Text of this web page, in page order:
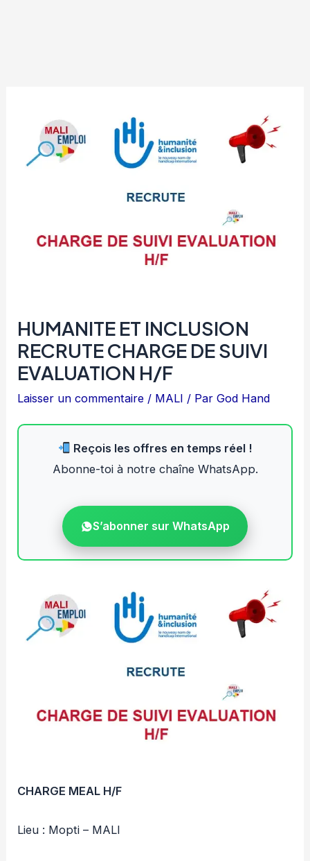
HUMANITE ET INCLUSION
RECRUTE CHARGE DE SUIVI
EVALUATION H/F
Laisser un commentaire / MALI / ParGod Hand
Reçois les offres en temps réel !
Abonne-toi à notre chaîne WhatsApp.
S’abonner sur WhatsApp
CHARGE MEAL H/F
Lieu : Mopti – MALI